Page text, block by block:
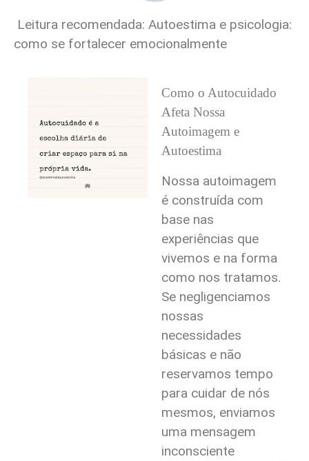
Leitura recomendada: Autoestima e psicologia:
como se fortalecer emocionalmente
Como o Autocuidado
Afeta Nossa
Autoimagem e
Autoestima
Nossa autoimagem
é construída com
base nas
experiências que
vivemos e na forma
como nos tratamos.
Se negligenciamos
nossas
necessidades
básicas e não
reservamos tempo
para cuidar de nós
mesmos, enviamos
uma mensagem
inconsciente